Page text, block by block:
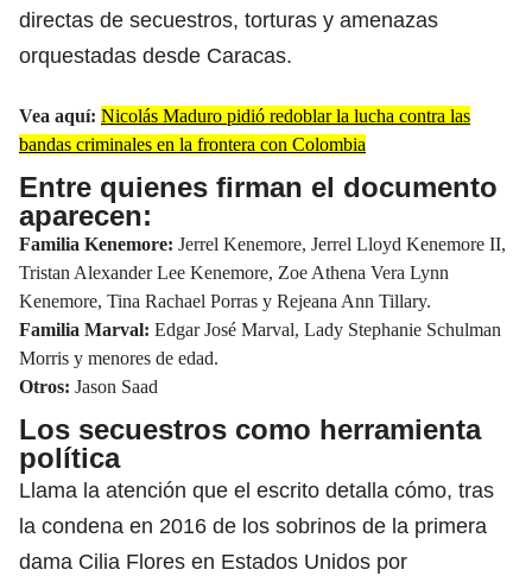
directas de secuestros, torturas y amenazas
orquestadas desde Caracas.
Vea aquí: Nicolás Maduro pidió redoblar la lucha contra las
bandas criminales en la frontera con Colombia
Entre quienes firman el documento
aparecen:
Familia Kenemore: Jerrel Kenemore, Jerrel Lloyd Kenemore II,
Tristan Alexander Lee Kenemore, Zoe Athena Vera Lynn
Kenemore, Tina Rachael Porras y Rejeana Ann Tillary.
Familia Marval: Edgar José Marval, Lady Stephanie Schulman
Morris y menores de edad.
Otros: Jason Saad
Los secuestros como herramienta
política
Llama la atención que el escrito detalla cómo, tras
la condena en 2016 de los sobrinos de la primera
dama Cilia Flores en Estados Unidos por